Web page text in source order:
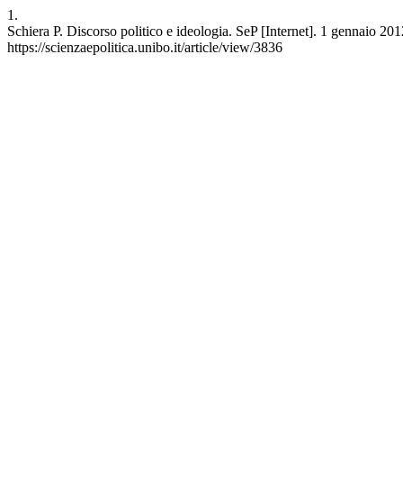
1.
Schiera P. Discorso politico e ideologia. SeP [Internet]. 1 gennaio
https://scienzaepolitica.unibo.it/article/view/3836